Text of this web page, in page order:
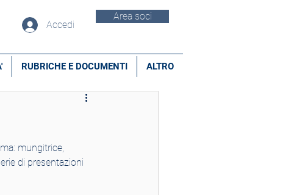
Accedi
Area soci
RUBRICHE E DOCUMENTI ALTRO
mungitrice,
di presentazioni